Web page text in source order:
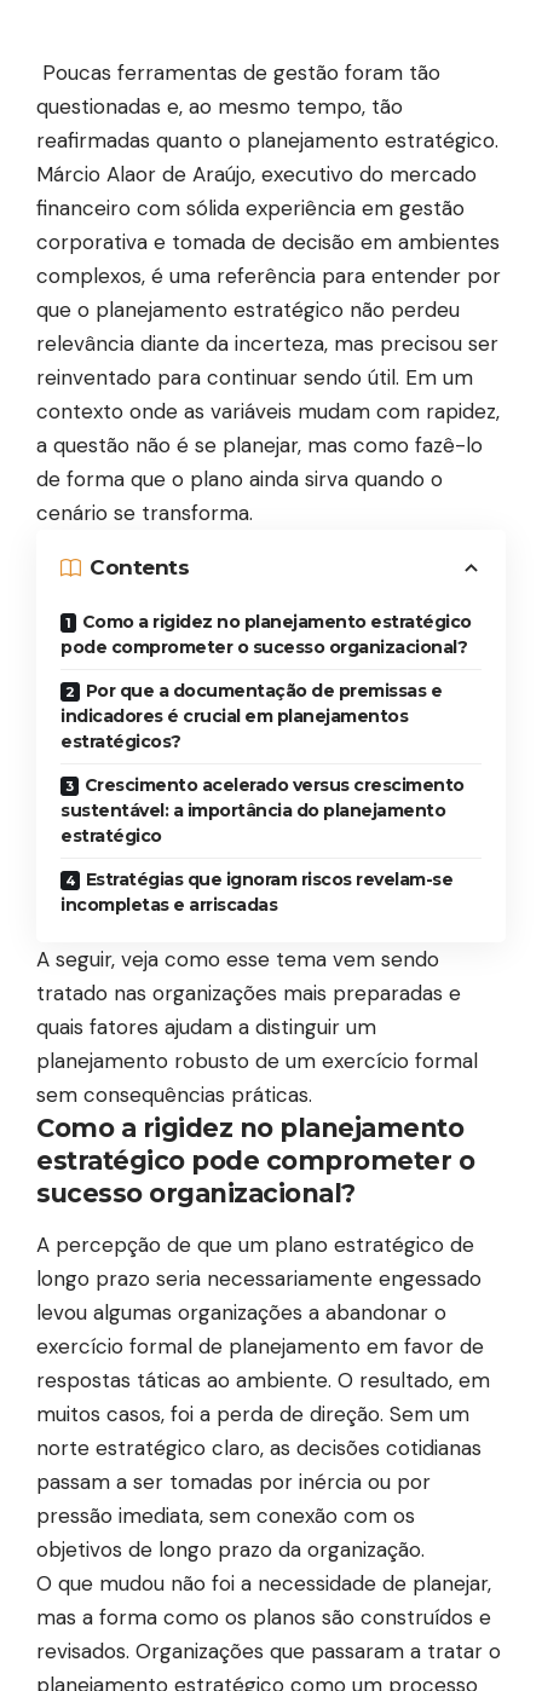
Poucas ferramentas de gestão foram tão
questionadas e, ao mesmo tempo, tão
reafirmadas quanto o planejamento estratégico.
Márcio Alaor de Araújo, executivo do mercado
financeiro com sólida experiência em gestão
corporativa e tomada de decisão em ambientes
complexos, é uma referência para entender por
que o planejamento estratégico não perdeu
relevância diante da incerteza, mas precisou ser
reinventado para continuar sendo útil. Em um
contexto onde as variáveis mudam com rapidez,
a questão não é se planejar, mas como fazê-lo
de forma que o plano ainda sirva quando o
cenário se transforma.
Contents
Como a rigidez no planejamento estratégico
pode comprometer o sucesso organizacional?
Por que a documentação de premissas e
indicadores é crucial em planejamentos
estratégicos?
Crescimento acelerado versus crescimento
sustentável: a importância do planejamento
estratégico
Estratégias que ignoram riscos revelam-se
incompletas e arriscadas
A seguir, veja como esse tema vem sendo
tratado nas organizações mais preparadas e
quais fatores ajudam a distinguir um
planejamento robusto de um exercício formal
sem consequências práticas.
Como a rigidez no planejamento
estratégico pode comprometer o
sucesso organizacional?
A percepção de que um plano estratégico de
longo prazo seria necessariamente engessado
levou algumas organizações a abandonar o
exercício formal de planejamento em favor de
respostas táticas ao ambiente. O resultado, em
muitos casos, foi a perda de direção. Sem um
norte estratégico claro, as decisões cotidianas
passam a ser tomadas por inércia ou por
pressão imediata, sem conexão com os
objetivos de longo prazo da organização.
O que mudou não foi a necessidade de planejar,
mas a forma como os planos são construídos e
revisados. Organizações que passaram a tratar o
planejamento estratégico como um processo